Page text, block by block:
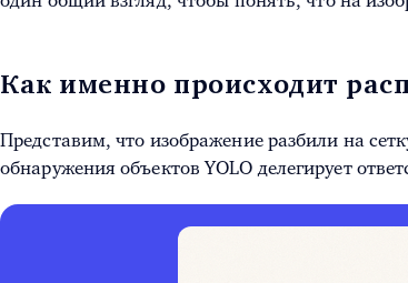
Как именно происходит
Представим, что изображение разбили на
обнаружения объектов YOLO делегирует